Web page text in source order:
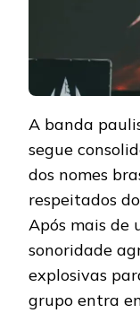
A banda
segue
dos nomes
respeitados
Após mais de
sonoridade
explosivas
grupo entra